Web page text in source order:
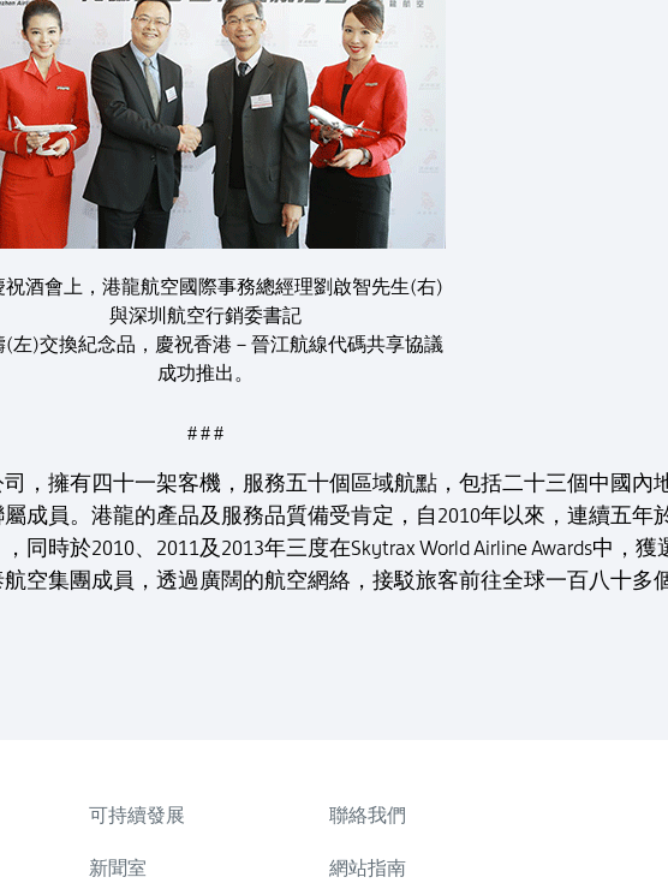
祝酒會上，港龍航空國際事務總經理劉啟智先生(右)
與深圳航空行銷委書記
(左)交換紀念品，慶祝香港－晉江航線代碼共享協議
成功推出。
# # #
，擁有四十一架客機，服務五十個區域航點，包括二十三個中國內
成員。港龍的產品及服務品質備受肯定，自2010年以來，連續五年
時於2010、2011及2013年三度在Skytrax World Airline Awards中，
空集團成員，透過廣闊的航空網絡，接駁旅客前往全球一百八十多
可持續發展
新聞室
聯絡我們
網站指南